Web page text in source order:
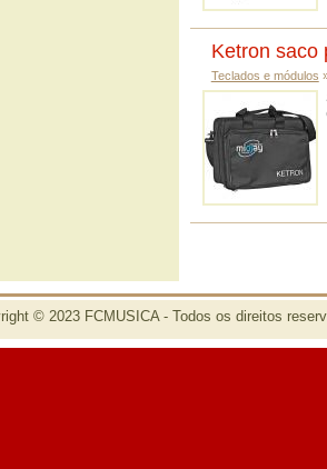
Ketron saco
Teclados e módulos
© 2023 FCMUSICA - Todos os direitos